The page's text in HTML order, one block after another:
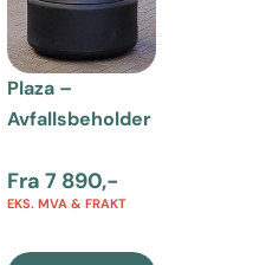
Plaza –
Avfallsbeholder
Fra 7 890,-
EKS. MVA & FRAKT